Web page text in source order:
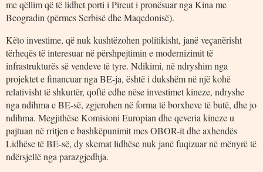
me qëllim që të lidhet porti i Pireut i pronësuar nga Kina me
Beogradin (përmes Serbisë dhe Maqedonisë).
Këto investime, që nuk kushtëzohen politikisht, janë veçanërisht
tërheqës të interesuar në përshpejtimin e modernizimit të
infrastrukturës së vendeve të tyre. Ndikimi, në ndryshim nga
projektet e financuar nga BE-ja, është i dukshëm në një kohë
relativisht të shkurtër, qoftë edhe nëse investimet kineze, ndryshe
nga ndihma e BE-së, zgjerohen në forma të borxheve të butë, dhe jo
ndihma. Megjithëse Komisioni Europian dhe qeveria kineze u
pajtuan në rritjen e bashkëpunimit mes OBOR-it dhe axhendës
Lidhëse të BE-së, dy skemat lidhëse nuk janë fuqizuar në mënyrë të
ndërsjellë nga parazgjedhja.